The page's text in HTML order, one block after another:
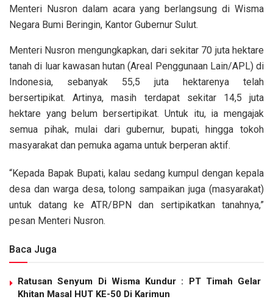
Menteri Nusron dalam acara yang berlangsung di Wisma
Negara Bumi Beringin, Kantor Gubernur Sulut.
Menteri Nusron mengungkapkan, dari sekitar 70 juta hektare
tanah di luar kawasan hutan (Areal Penggunaan Lain/APL) di
Indonesia, sebanyak 55,5 juta hektarenya telah
bersertipikat. Artinya, masih terdapat sekitar 14,5 juta
hektare yang belum bersertipikat. Untuk itu, ia mengajak
semua pihak, mulai dari gubernur, bupati, hingga tokoh
masyarakat dan pemuka agama untuk berperan aktif.
“Kepada Bapak Bupati, kalau sedang kumpul dengan kepala
desa dan warga desa, tolong sampaikan juga (masyarakat)
untuk datang ke ATR/BPN dan sertipikatkan tanahnya,”
pesan Menteri Nusron.
Baca Juga
Ratusan Senyum Di Wisma Kundur : PT Timah Gelar
Khitan Masal HUT KE-50 Di Karimun